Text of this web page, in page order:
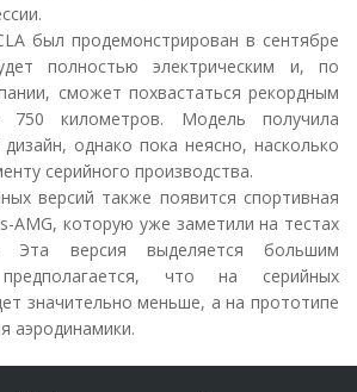
был продемонстрирован в сентябре
полностью электрическим и, по
сможет похвастаться рекордным
километров. Модель получила
однако пока неясно, насколько
серийного производства.
версий также появится спортивная
AMG, которую уже заметили на тестах
Эта версия выделяется большим
что на серийных
значительно меньше, а на прототипе
аэродинамики.